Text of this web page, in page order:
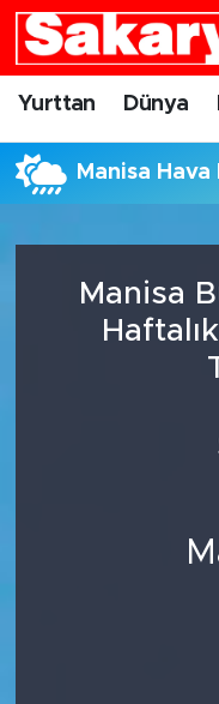
Yurttan Dünya
Manisa Hava
Manisa
Yurttan
Eskişehirspor
Eskişehir
Süper Lig
Son Dakika